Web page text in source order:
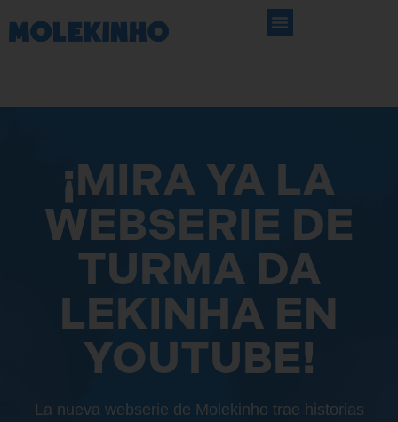
¡MIRA YA LA
WEBSERIE DE
TURMA DA
LEKINHA EN
YOUTUBE!
La nueva webserie de Molekinho trae historias